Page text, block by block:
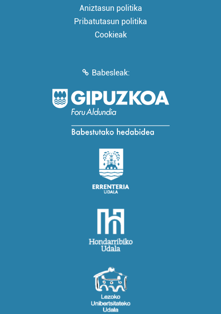
Aniztasun politika
Pribatutasun politika
Cookieak
Babesleak: